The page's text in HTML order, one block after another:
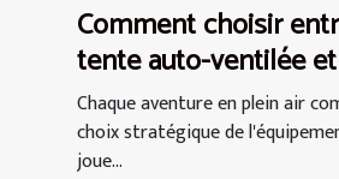
Comment choisir
tente auto-ventilée
à air captif
Chaque aventure en plein air
choix stratégique de
joue...